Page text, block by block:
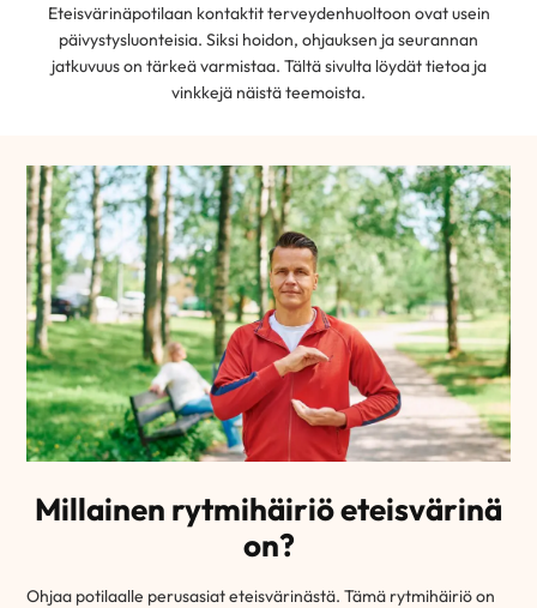
Eteisvärinäpotilaan kontaktit terveydenhuoltoon ovat usein
päivystysluonteisia. Siksi hoidon, ohjauksen ja seurannan
jatkuvuus on tärkeä varmistaa. Tältä sivulta löydät tietoa ja
vinkkejä näistä teemoista.
Millainen rytmihäiriö eteisvärinä
on?
Ohjaa potilaalle perusasiat eteisvärinästä. Tämä rytmihäiriö on